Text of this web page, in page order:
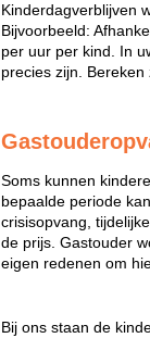
Kinderdagverblijven
Bijvoorbeeld:
per uur per kind. In
precies zijn.
Soms kunnen
bepaalde periode
crisisopvang,
de prijs. Gastouder
eigen redenen om
Bij ons staan de